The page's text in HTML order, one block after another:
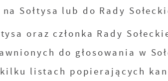
Sołtysa lub do Rady
oraz członka Rady
do głosowania w
listach popierających
Ustawienia
cookies lub